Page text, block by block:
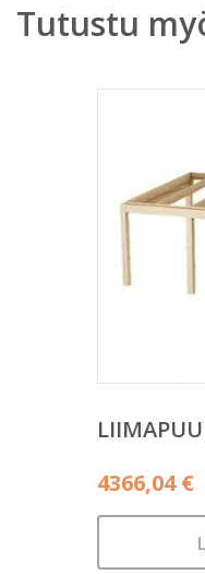
Tutustu
4366,04€